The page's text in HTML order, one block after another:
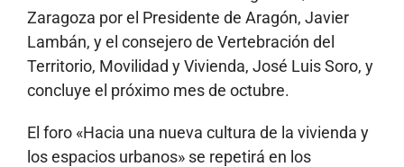
Zaragoza por el Presidente de Aragón, Javier
Lambán, y el consejero de Vertebración del
Territorio, Movilidad y Vivienda, José Luis Soro, y
concluye el próximo mes de octubre.
El foro «Hacia una nueva cultura de la vivienda y
los espacios urbanos» se repetirá en los